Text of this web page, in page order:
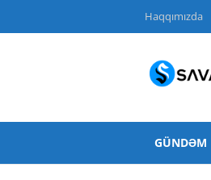
Haqqımızda
GÜNDƏM